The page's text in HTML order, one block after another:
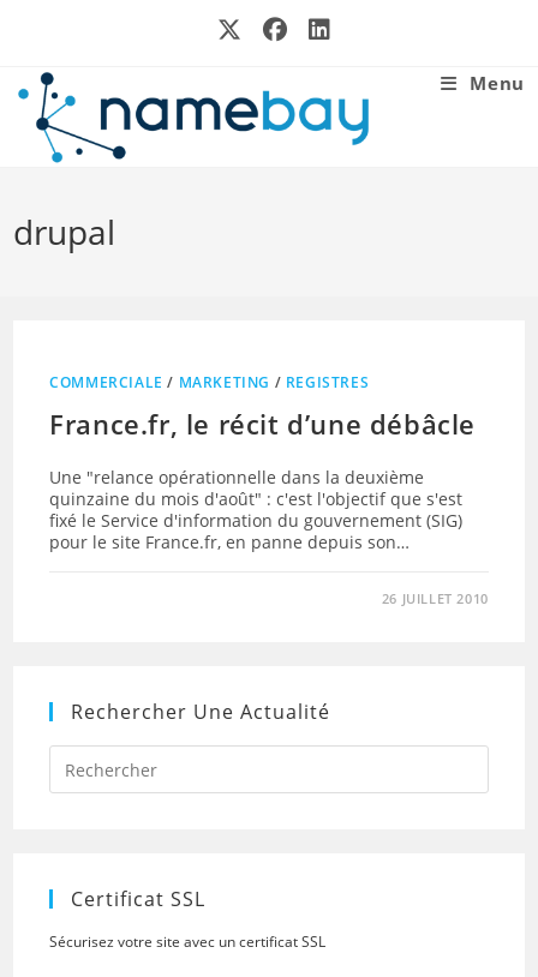
Menu
drupal
COMMERCIALE / MARKETING / REGISTRES
France.fr, le récit d’une débâcle
Une "relance opérationnelle dans la deuxième
quinzaine du mois d'août" : c'est l'objectif que s'est
fixé le Service d'information du gouvernement (SIG)
pour le site France.fr, en panne depuis son…
26 JUILLET 2010
Rechercher Une Actualité
Press
to
Certificat SSL
Sécurisez votre site avec un certificat SSL